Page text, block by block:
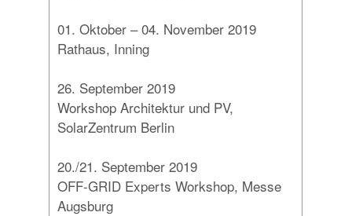
01. Oktober – 04. November 2019
Rathaus, Inning
26. September 2019
Workshop Architektur und PV,
SolarZentrum Berlin
20./21. September 2019
OFF-GRID Experts Workshop, Messe
Augsburg